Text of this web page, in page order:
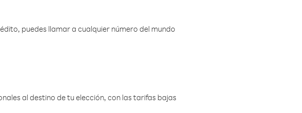
puedes llamar a cualquier número del mundo
al destino de tu elección, con las tarifas bajas